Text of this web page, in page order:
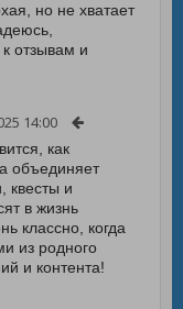
но не хватает
отзывам и
14:00
как
объединяет
квесты и
в жизнь
классно, когда
из родного
и контента!